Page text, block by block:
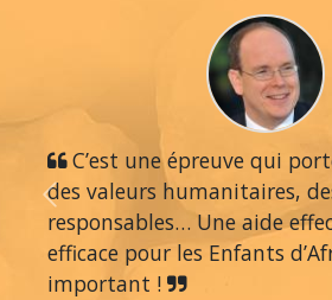
C’est une épreuve qui
des valeurs humanitaires,
responsables… Une aide
efficace pour les Enfants
important !
Previous